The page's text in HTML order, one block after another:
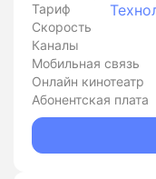
Тариф
Скорость
Каналы
Мобильная связь
Онлайн кинотеатр
Абонентская плата